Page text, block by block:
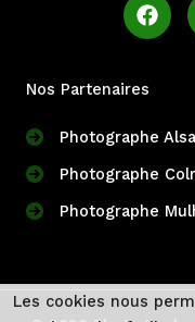
Nos Partenaires
Photographe
Photographe
Photographe
Les cookies nous